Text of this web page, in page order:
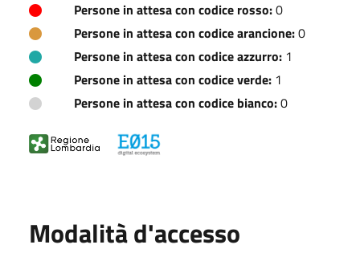
Persone in attesa con codice rosso:0
Persone in attesa con codice arancione:0
Persone in attesa con codice azzurro: 1
Persone in attesa con codice verde: 1
Persone in attesa con codice bianco:0
Modalità d'accesso